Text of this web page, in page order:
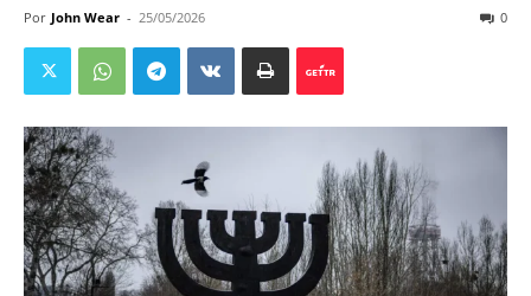
Por John Wear - 25/05/2026 0